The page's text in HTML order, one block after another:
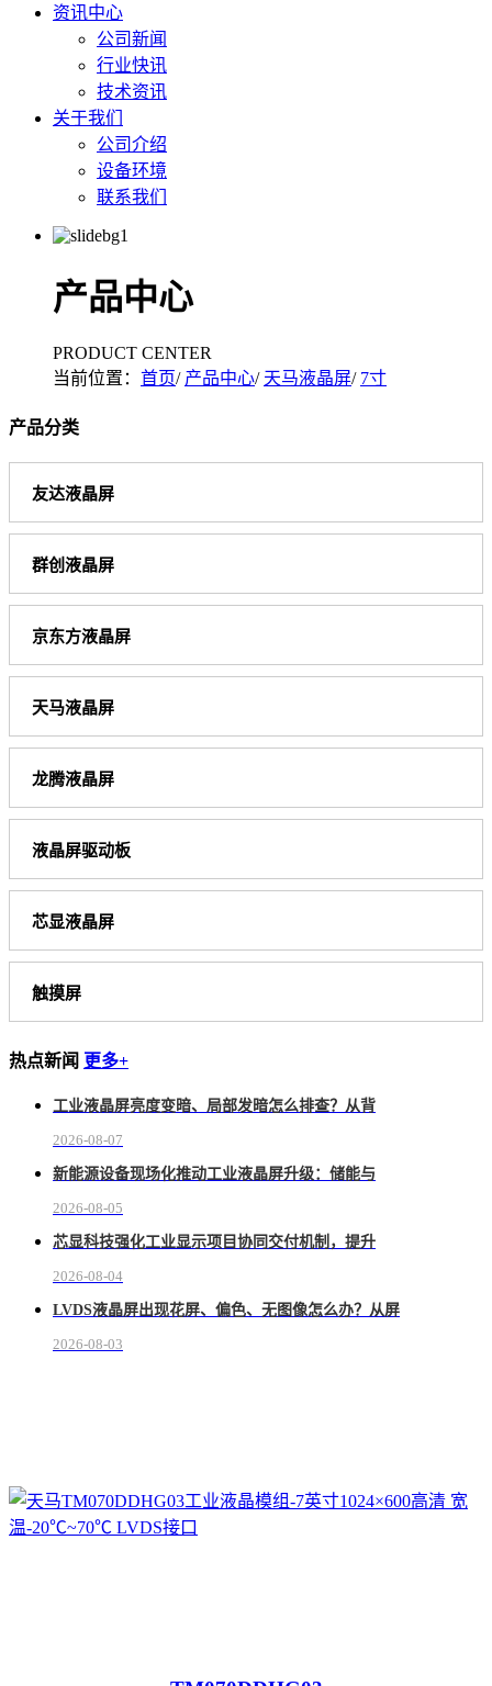
资讯中心
公司新闻
行业快讯
技术资讯
关于我们
公司介绍
设备环境
联系我们
产品中心
PRODUCT CENTER
当前位置： 首页/ 产品中心/ 天马液晶屏/ 7寸
产品分类
友达液晶屏
群创液晶屏
京东方液晶屏
天马液晶屏
龙腾液晶屏
液晶屏驱动板
芯显液晶屏
触摸屏
热点新闻 更多+
工业液晶屏亮度变暗、局部发暗怎么排查？从背
2026-08-07
新能源设备现场化推动工业液晶屏升级：储能与
2026-08-05
芯显科技强化工业显示项目协同交付机制，提升
2026-08-04
LVDS液晶屏出现花屏、偏色、无图像怎么办？从屏
2026-08-03